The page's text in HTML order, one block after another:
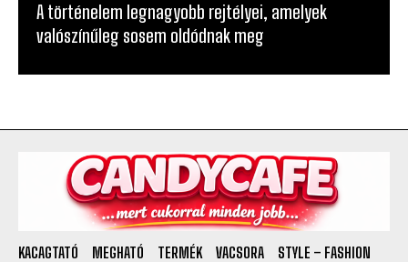
A történelem legnagyobb rejtélyei, amelyek
valószínűleg sosem oldódnak meg
KACAGTATÓ MEGHATÓ TERMÉK VACSORA
STYLE – FASHION